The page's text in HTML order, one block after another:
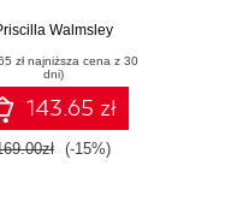
OswaltWalmsley
zł najniższa cena z 30
dni)
143.65 zł
(-15%)